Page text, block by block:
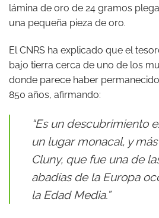
lámina de oro de 24 gramos
una pequeña pieza de oro.
El CNRS ha explicado que el
bajo tierra cerca de uno de los
donde parece haber
850 años, afirmando:
“Es un descubrimiento
un lugar monacal, y
Cluny, que fue una de
abadías de la Europa
la Edad Media.”